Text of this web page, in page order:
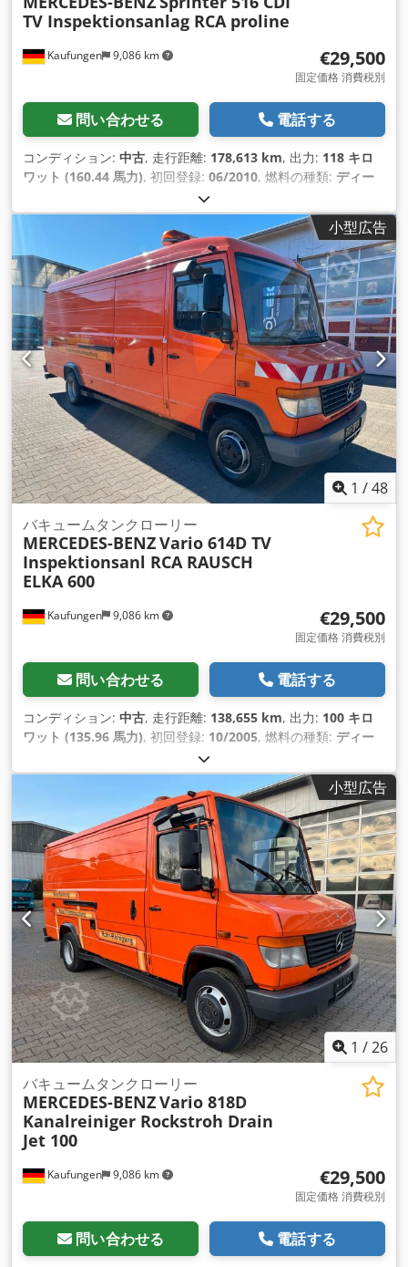
Kaufungen 9,086 km
TV Inspektionsanlag RCA proline
€29,500
固定価格 消費税別
問い合わせる 電話する
コンディション: 中古, 走行距離: 178,613 km, 出力: 118 キロ
ワット (160.44 馬力), 初回登録: 06/2010, 燃料の種類: ディー
4,600 kg（キログラム）
08/2028, 色:白色, 変速方式:機械式, 排出クラス:ユーロ5, 製造
エアコン, 小型広告
1 /48
Kaufungen 9,086 km
バキュームタンクローリー
MERCEDES-BENZVario 614D TV
Inspektionsanl RCA RAUSCH
ELKA 600
€29,500
固定価格 消費税別
問い合わせる 電話する
コンディション: 中古, 走行距離: 138,655 km, 出力: 100 キロ
ワット (135.96 馬力), 初回登録: 10/2005, 燃料の種類: ディー
5,990 kg（キログラム）
08/2028, 色:オレンジ, 変速方式:機械式, 排出クラス:ユーロ4,
エアコン, 小型広告
1 /26
Kaufungen 9,086 km
バキュームタンクローリー
MERCEDES-BENZVario 818D
Kanalreiniger Rockstroh Drain
Jet 100
€29,500
固定価格 消費税別
問い合わせる 電話する